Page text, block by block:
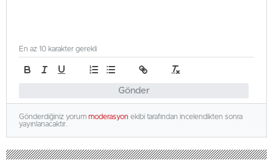
Gönder
En az 10 karakter gerekli
Gönderdiğiniz yorum moderasyon ekibi tarafından incelendikten sonra
yayınlanacaktır.